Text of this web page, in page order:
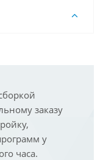
заказу
у
часа.